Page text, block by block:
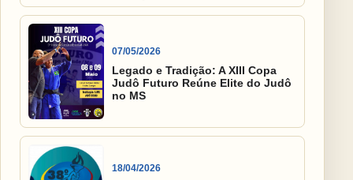
07/05/2026
Legado e Tradição: A XIII Copa
Judô Futuro Reúne Elite do Judô
no MS
18/04/2026